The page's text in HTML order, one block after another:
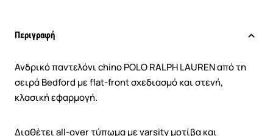
Περιγραφή
Ανδρικό παντελόνι chino POLO RALPH LAUREN από τη
σειρά Bedford με flat-front σχεδιασμό και στενή,
κλασική εφαρμογή.
Διαθέτει all-over τύπωμα με varsity μοτίβα και